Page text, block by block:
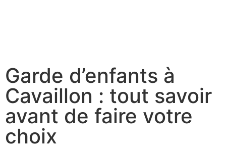
Garde d’enfants à
Cavaillon : tout savoir
avant de faire votre
choix